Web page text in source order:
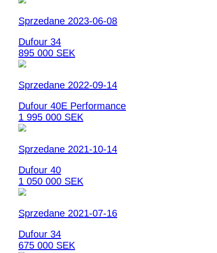
Sprzedane 2023-06-08
Dufour 34
895 000 SEK
Sprzedane 2022-09-14
Dufour 40E Performance
1 995 000 SEK
Sprzedane 2021-10-14
Dufour 40
1 050 000 SEK
Sprzedane 2021-07-16
Dufour 34
675 000 SEK